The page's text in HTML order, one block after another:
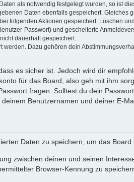
als notwendig festgelegt wurden, so ist
Daten ebenfalls gespeichert. Gleiches
folgenden Aktionen gespeichert: Löschen
Passwort) und gescheiterte
dauerhaft gespeichert.
Dazu gehören dein
es sicher ist. Jedoch wird dir
für das Board, also geh mit ihm
fragen. Solltest du dein
Benutzernamen und deiner E-
Daten zu speichern, um das Board
zwischen deinen und seinen
Browser-Kennung zu